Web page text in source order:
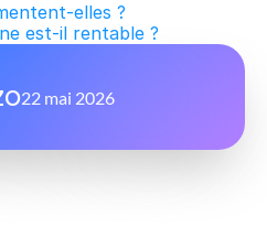
elles ?
est-il rentable ?
22 mai 2026